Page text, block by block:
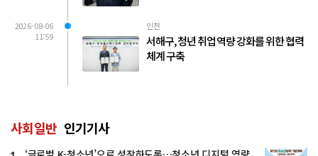
2026-08-06
11:59
인천
서해구, 청년 취업 역량 강화를 위한 협력
체계 구축
사회일반 인기기사